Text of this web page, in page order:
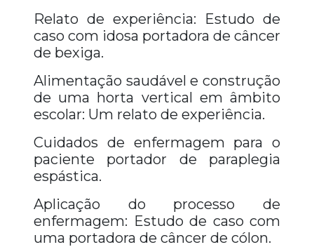
Relato de experiência: Estudo de
caso com idosa portadora de câncer
de bexiga.
Alimentação saudável e construção
de uma horta vertical em âmbito
escolar: Um relato de experiência.
Cuidados de enfermagem para o
paciente portador de paraplegia
espástica.
Aplicação do processo de
enfermagem: Estudo de caso com
uma portadora de câncer de cólon.